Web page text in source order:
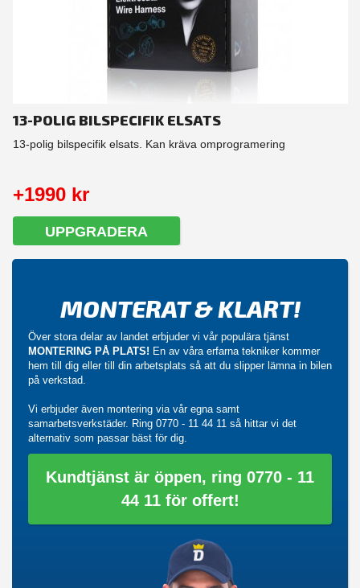
13-POLIG BILSPECIFIK ELSATS
13-polig bilspecifik elsats. Kan kräva omprogramering
+1990 kr
UPPGRADERA
MONTERAT & KLART!
Över stora delar av landet erbjuder vi vår populära tjänst
MONTERING PÅ PLATS! En av våra erfarna tekniker kommer
hem till dig eller till din arbetsplats så att du slipper lämna in bilen
på verkstad.
Vi erbjuder även montering via vår egna samt
samarbetsverkstäder. Ring 0770 - 11 44 11 så hittar vi det
alternativ som passar bäst för dig.
Kundtjänst är öppen, ring 0770 - 11
44 11 för offert!